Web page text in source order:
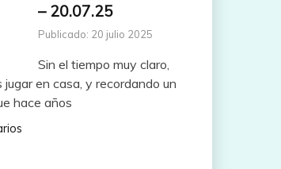
– 20.07.25
Publicado: 20 julio 2025
Sin el tiempo muy claro,
jugar en casa, y recordando un
hace años